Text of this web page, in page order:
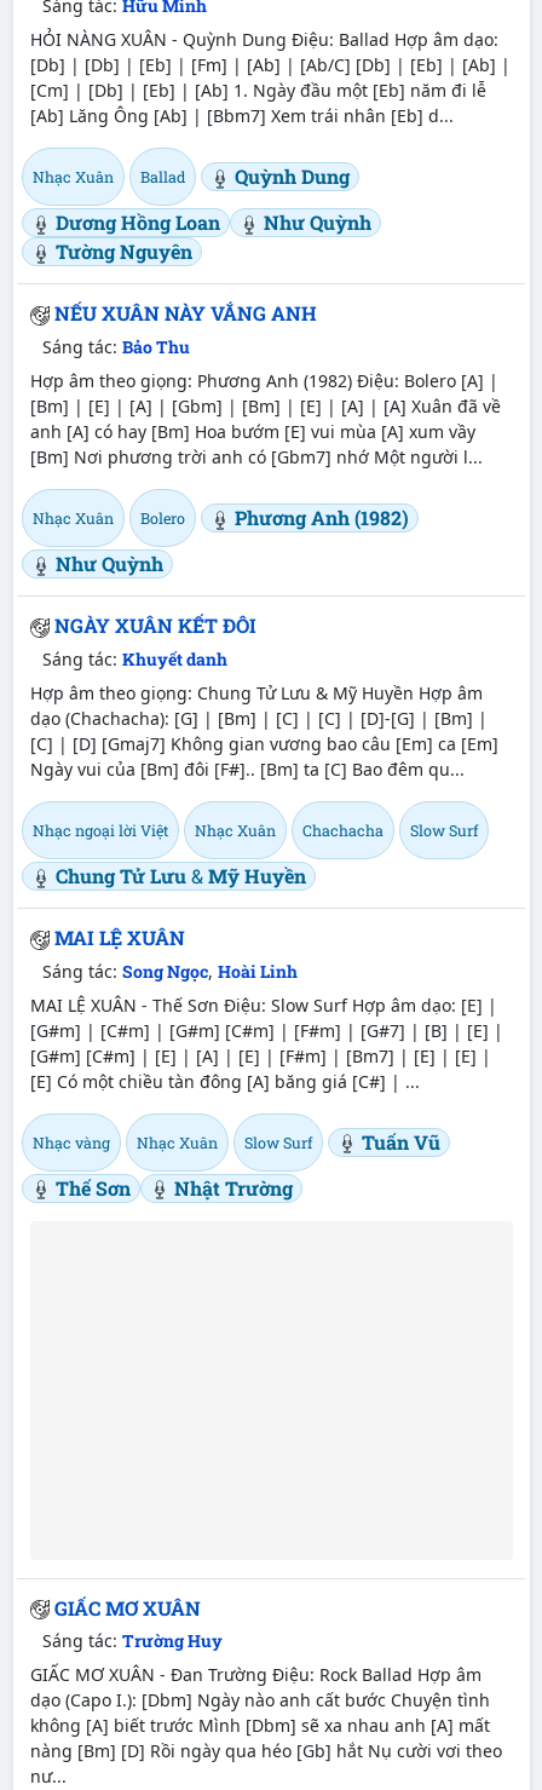
Sáng tác: Hữu Minh
HỎI NÀNG XUÂN - Quỳnh Dung Điệu: Ballad Hợp âm dạo:
[Db] | [Db] | [Eb] | [Fm] | [Ab] | [Ab/C] [Db] | [Eb] | [Ab] |
[Cm] | [Db] | [Eb] | [Ab] 1. Ngày đầu một [Eb] năm đi lễ
[Ab] Lăng Ông [Ab] | [Bbm7] Xem trái nhân [Eb] d...
Nhạc Xuân Ballad
Quỳnh Dung
Dương Hồng Loan
Như Quỳnh
Tường Nguyên
NẾU XUÂN NÀY VẮNG ANH
Sáng tác: Bảo Thu
Hợp âm theo giọng: Phương Anh (1982) Điệu: Bolero [A] |
[Bm] | [E] | [A] | [Gbm] | [Bm] | [E] | [A] | [A] Xuân đã về
anh [A] có hay [Bm] Hoa bướm [E] vui mùa [A] xum vầy
[Bm] Nơi phương trời anh có [Gbm7] nhớ Một người l...
Nhạc Xuân Bolero
Phương Anh (1982)
Như Quỳnh
NGÀY XUÂN KẾT ĐÔI
Sáng tác: Khuyết danh
Hợp âm theo giọng: Chung Tử Lưu & Mỹ Huyền Hợp âm
dạo (Chachacha): [G] | [Bm] | [C] | [C] | [D]-[G] | [Bm] |
[C] | [D] [Gmaj7] Không gian vương bao câu [Em] ca [Em]
Ngày vui của [Bm] đôi [F#].. [Bm] ta [C] Bao đêm qu...
Nhạc ngoại lời Việt Nhạc Xuân Chachacha Slow Surf
Chung Tử Lưu&Mỹ Huyền
MAI LỆ XUÂN
Sáng tác: Song Ngọc, Hoài Linh
MAI LỆ XUÂN - Thế Sơn Điệu: Slow Surf Hợp âm dạo: [E] |
[G#m] | [C#m] | [G#m] [C#m] | [F#m] | [G#7] | [B] | [E] |
[G#m] [C#m] | [E] | [A] | [E] | [F#m] | [Bm7] | [E] | [E] |
[E] Có một chiều tàn đông [A] băng giá [C#] | ...
Nhạc vàng Nhạc Xuân Slow Surf
Tuấn Vũ
Thế Sơn
Nhật Trường
GIẤC MƠ XUÂN
Sáng tác: Trường Huy
GIẤC MƠ XUÂN - Đan Trường Điệu: Rock Ballad Hợp âm
dạo (Capo I.): [Dbm] Ngày nào anh cất bước Chuyện tình
không [A] biết trước Mình [Dbm] sẽ xa nhau anh [A] mất
nàng [Bm] [D] Rồi ngày qua héo [Gb] hắt Nụ cười vơi theo
nư...